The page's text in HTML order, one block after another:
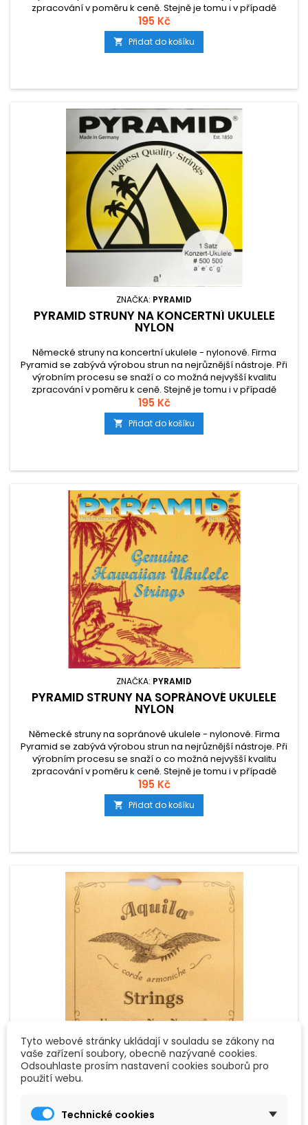
zpracování v poměru k ceně. Stejně je tomu i v případě
nylonových strun na ukulele.
195 Kč
 Přidat do košíku
ZNAČKA: PYRAMID
PYRAMID STRUNY NA KONCERTNÍ UKULELE
NYLON
Německé struny na koncertní ukulele - nylonové. Firma
Pyramid se zabývá výrobou strun na nejrůznější nástroje. Při
výrobním procesu se snaží o co možná nejvyšší kvalitu
zpracování v poměru k ceně. Stejně je tomu i v případě
nylonových strun na ukulele.
195 Kč
 Přidat do košíku
ZNAČKA: PYRAMID
PYRAMID STRUNY NA SOPRÁNOVÉ UKULELE
NYLON
Německé struny na sopránové ukulele - nylonové. Firma
Pyramid se zabývá výrobou strun na nejrůznější nástroje. Při
výrobním procesu se snaží o co možná nejvyšší kvalitu
zpracování v poměru k ceně. Stejně je tomu i v případě
nylonových strun na ukulele.
195 Kč
 Přidat do košíku
ZNAČKA:AQUILA
AQUILA 17U STRUNY PRO 6-STRUNNÉ
Struny z řady Nylgut jsou syntetické struny vyrobené z
Tyto webové stránky ukládají v souladu se zákony na
vaše zařízení soubory, obecně nazývané cookies.
Odsouhlaste prosím nastavení cookies souborů pro
použití webu.
Technické cookies